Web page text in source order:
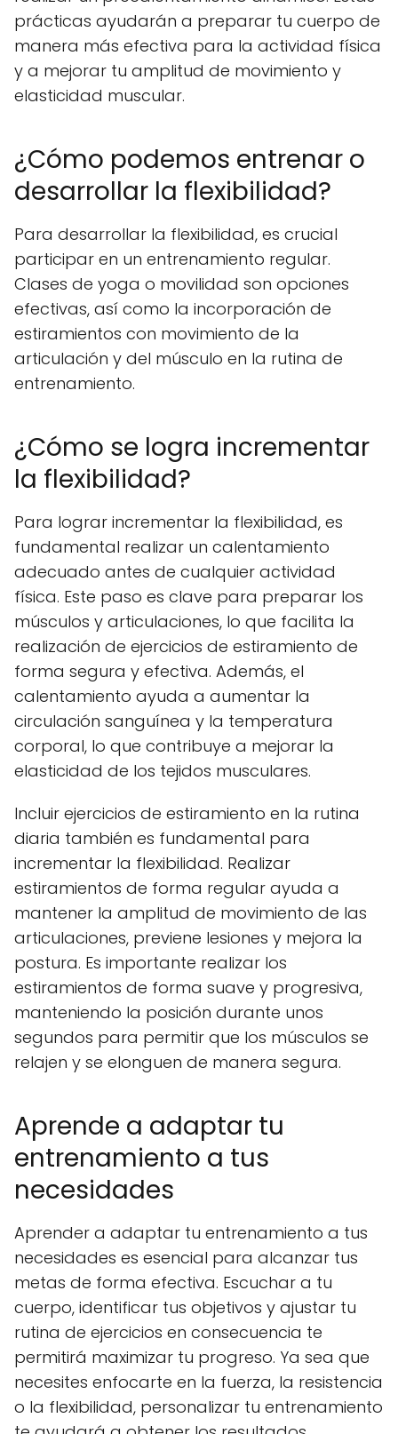
prácticas ayudarán a preparar tu cuerpo de
manera más efectiva para la actividad física
y a mejorar tu amplitud de movimiento y
elasticidad muscular.
¿Cómo podemos entrenar o
desarrollar la flexibilidad?
Para desarrollar la flexibilidad, es crucial
participar en un entrenamiento regular.
Clases de yoga o movilidad son opciones
efectivas, así como la incorporación de
estiramientos con movimiento de la
articulación y del músculo en la rutina de
entrenamiento.
¿Cómo se logra incrementar
la flexibilidad?
Para lograr incrementar la flexibilidad, es
fundamental realizar un calentamiento
adecuado antes de cualquier actividad
física. Este paso es clave para preparar los
músculos y articulaciones, lo que facilita la
realización de ejercicios de estiramiento de
forma segura y efectiva. Además, el
calentamiento ayuda a aumentar la
circulación sanguínea y la temperatura
corporal, lo que contribuye a mejorar la
elasticidad de los tejidos musculares.
Incluir ejercicios de estiramiento en la rutina
diaria también es fundamental para
incrementar la flexibilidad. Realizar
estiramientos de forma regular ayuda a
mantener la amplitud de movimiento de las
articulaciones, previene lesiones y mejora la
postura. Es importante realizar los
estiramientos de forma suave y progresiva,
manteniendo la posición durante unos
segundos para permitir que los músculos se
relajen y se elonguen de manera segura.
Aprende a adaptar tu
entrenamiento a tus
necesidades
Aprender a adaptar tu entrenamiento a tus
necesidades es esencial para alcanzar tus
metas de forma efectiva. Escuchar a tu
cuerpo, identificar tus objetivos y ajustar tu
rutina de ejercicios en consecuencia te
permitirá maximizar tu progreso. Ya sea que
necesites enfocarte en la fuerza, la resistencia
o la flexibilidad, personalizar tu entrenamiento